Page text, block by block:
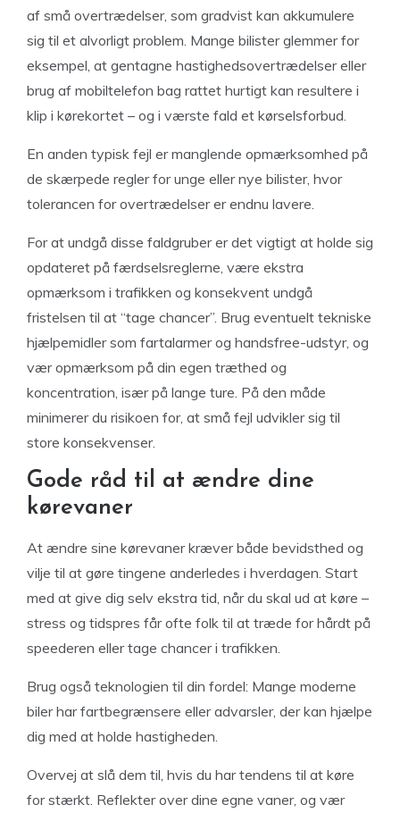
af små overtrædelser, som gradvist kan akkumulere
sig til et alvorligt problem. Mange bilister glemmer for
eksempel, at gentagne hastighedsovertrædelser eller
brug af mobiltelefon bag rattet hurtigt kan resultere i
klip i kørekortet – og i værste fald et kørselsforbud.
En anden typisk fejl er manglende opmærksomhed på
de skærpede regler for unge eller nye bilister, hvor
tolerancen for overtrædelser er endnu lavere.
For at undgå disse faldgruber er det vigtigt at holde sig
opdateret på færdselsreglerne, være ekstra
opmærksom i trafikken og konsekvent undgå
fristelsen til at “tage chancer”. Brug eventuelt tekniske
hjælpemidler som fartalarmer og handsfree-udstyr, og
vær opmærksom på din egen træthed og
koncentration, især på lange ture. På den måde
minimerer du risikoen for, at små fejl udvikler sig til
store konsekvenser.
Gode råd til at ændre dine
kørevaner
At ændre sine kørevaner kræver både bevidsthed og
vilje til at gøre tingene anderledes i hverdagen. Start
med at give dig selv ekstra tid, når du skal ud at køre –
stress og tidspres får ofte folk til at træde for hårdt på
speederen eller tage chancer i trafikken.
Brug også teknologien til din fordel: Mange moderne
biler har fartbegrænsere eller advarsler, der kan hjælpe
dig med at holde hastigheden.
Overvej at slå dem til, hvis du har tendens til at køre
for stærkt. Reflekter over dine egne vaner, og vær